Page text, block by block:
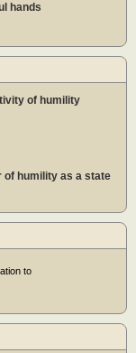
hands
of humility
of humility as a state
to